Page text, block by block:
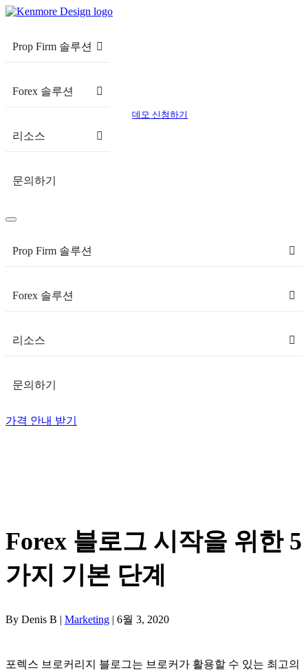
Prop Firm 솔루션
Forex 솔루션
리소스
문의하기
데모 신청하기
Prop Firm 솔루션
Forex 솔루션
리소스
문의하기
가격 안내 받기
Forex 블로그 시작을 위한 5
가지 기본 단계
By Denis B | Marketing | 6월 3, 2020
포렉스 브로커리지 블로그는 브로커가 활용할 수 있는 최고의